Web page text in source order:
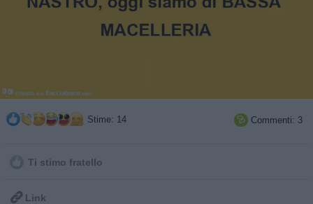
Stime: 14  Commenti: 3
Ti stimo fratello
 Link